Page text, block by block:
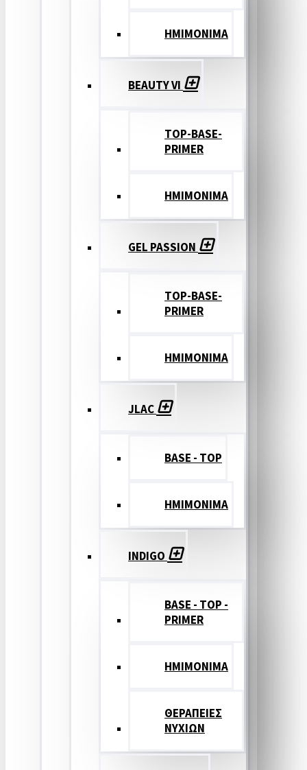
ΗΜΙΜΟΝΙΜΑ
BEAUTY VI
TOP-BASE-
PRIMER
ΗΜΙΜΟΝΙΜΑ
GEL PASSION
TOP-BASE-
PRIMER
ΗΜΙΜΟΝΙΜΑ
JLAC
BASE - TOP
ΗΜΙΜΟΝΙΜΑ
INDIGO
BASE - TOP -
PRIMER
HMIMONIMA
ΘΕΡΑΠΕΙΕΣ
ΝΥΧΙΩΝ